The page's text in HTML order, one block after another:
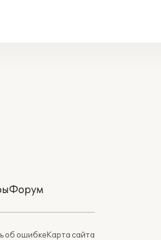
Форум
об ошибкеКарта сайта